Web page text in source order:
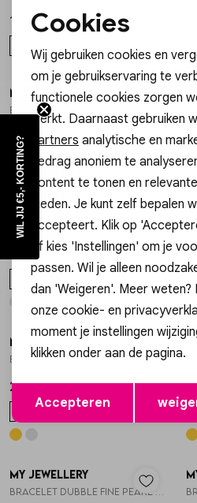
17,99
/2
My Jewellery
22,99
OS
My Jewellery
Bracelet 5 pearls and beads MJ16020
OS
My Jewellery
Bracelet pearls round clasp MJ16026
29,99
1 /2
My Jewellery
Noodzakelijke
Personalisatie
Analytische
Marketing cookies
Cookies
Wij gebruiken cookies en
om je gebruikservaring te
functionele cookies zorgen
werkt. Daarnaast gebruiken
partners analytische en
gedrag anoniem te
content te tonen en
bieden. Je kunt zelf bepalen
accepteert. Klik op
of kies 'Instellingen' om je
passen. Wil je alleen
dan 'Weigeren'. Meer weten?
onze cookie- en
moment je instellingen
klikken onder aan de pagina.
Accepteren
WIL JIJ €5,- KORTING?